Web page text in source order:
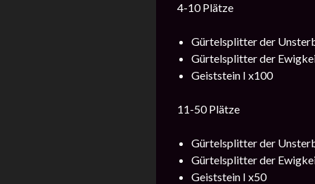
4-10 Plätze
Gürtelsplitter der
Gürtelsplitter der
Geiststein I x100
11-50 Plätze
Gürtelsplitter der
Gürtelsplitter der
Geiststein I x50